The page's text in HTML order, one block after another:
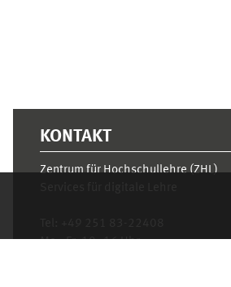
KONTAKT
Zentrum für Hochschullehre (ZHL)
Mo.- Fr. 10–16 Uhr